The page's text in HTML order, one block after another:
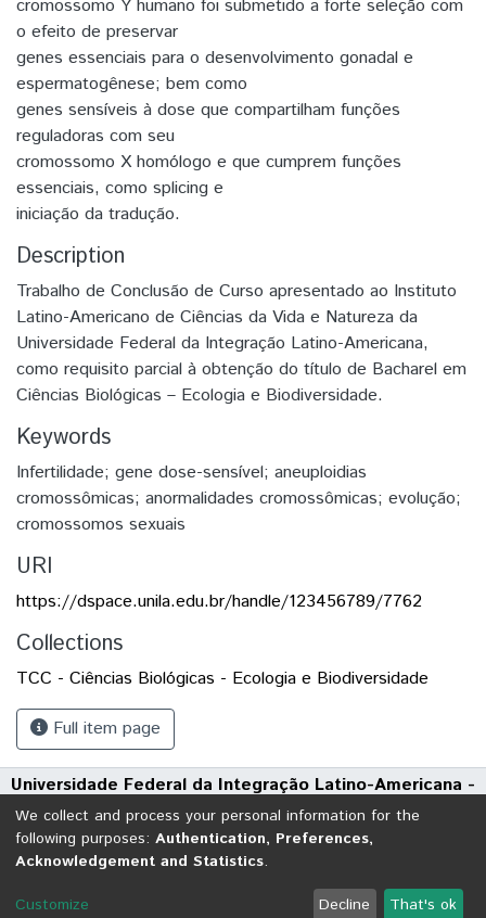
cromossomo Y humano foi submetido a forte seleção com
o efeito de preservar
genes essenciais para o desenvolvimento gonadal e
espermatogênese; bem como
genes sensíveis à dose que compartilham funções
reguladoras com seu
cromossomo X homólogo e que cumprem funções
essenciais, como splicing e
iniciação da tradução.
Description
Trabalho de Conclusão de Curso apresentado ao Instituto
Latino-Americano de Ciências da Vida e Natureza da
Universidade Federal da Integração Latino-Americana,
como requisito parcial à obtenção do título de Bacharel em
Ciências Biológicas – Ecologia e Biodiversidade.
Keywords
Infertilidade; gene dose-sensível; aneuploidias
cromossômicas; anormalidades cromossômicas; evolução;
cromossomos sexuais
URI
https://dspace.unila.edu.br/handle/123456789/7762
Collections
TCC - Ciências Biológicas - Ecologia e Biodiversidade
Full item page
Universidade Federal da Integração Latino-Americana -
UNILA
Avenida Tarquínio Joslin dos Santos, 1000 - Polo Universitário
CEP: 85870-650 | Foz do Iguaçu - Paraná
DSpace software
copyright © 2002-2026 LYRASIS
We collect and process your personal information for the
following purposes: Authentication, Preferences,
Acknowledgement and Statistics.
Customize Decline That's ok